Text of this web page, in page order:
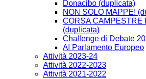
Donacibo (duplicata)
NON SOLO MAPPE!
CORSA CAMPESTRE
(duplicata)
Challenge di Debate
Al Parlamento Europeo
Attività 2023-24
Attività 2022-2023
Attività 2021-2022